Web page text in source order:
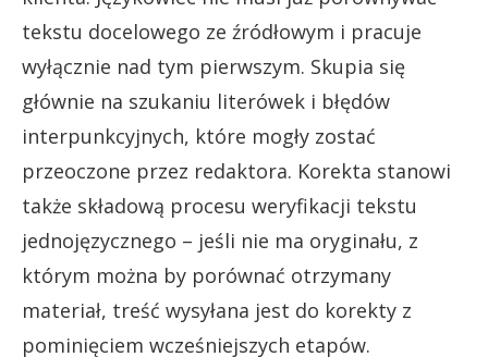
tekstu docelowego ze źródłowym i pracuje
wyłącznie nad tym pierwszym. Skupia się
głównie na szukaniu literówek i błędów
interpunkcyjnych, które mogły zostać
przeoczone przez redaktora. Korekta stanowi
także składową procesu weryfikacji tekstu
jednojęzycznego – jeśli nie ma oryginału, z
którym można by porównać otrzymany
materiał, treść wysyłana jest do korekty z
pominięciem wcześniejszych etapów.